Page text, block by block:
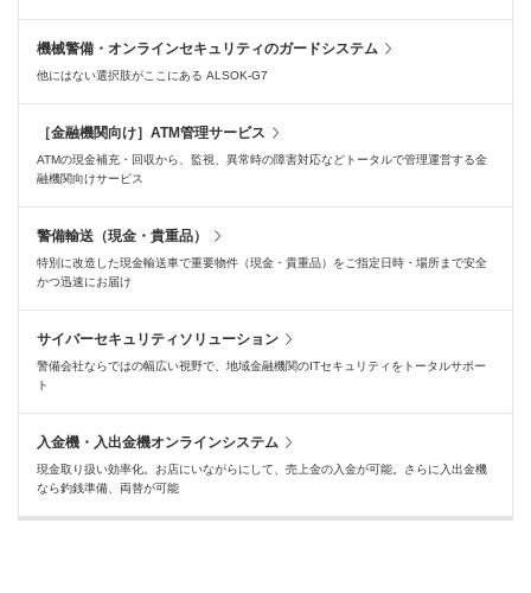
機械警備・オンラインセキュリティのガードシステム
他にはない選択肢がここにある ALSOK-G7
［金融機関向け］ATM管理サービス
ATMの現金補充・回収から、監視、異常時の障害対応などトータルで管理運営する金
融機関向けサービス
警備輸送（現金・貴重品）
特別に改造した現金輸送車で重要物件（現金・貴重品）をご指定日時・場所まで安全
かつ迅速にお届け
サイバーセキュリティソリューション
警備会社ならではの幅広い視野で、地域金融機関のITセキュリティをトータルサポー
ト
入金機・入出金機オンラインシステム
現金取り扱い効率化。お店にいながらにして、売上金の入金が可能。さらに入出金機
なら釣銭準備、両替が可能